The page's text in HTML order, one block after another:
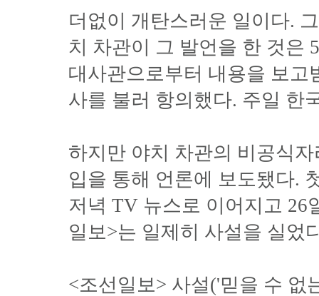
더없이 개탄스러운 일이다.
치 차관이 그 발언을 한 것은
대사관으로부터 내용을 보고
사를 불러 항의했다. 주일 한
하지만 야치 차관의 비공식
입을 통해 언론에 보도됐다.
저녁 TV 뉴스로 이어지고 26
일보>는 일제히 사설을 실었
<조선일보> 사설('믿을 수 없